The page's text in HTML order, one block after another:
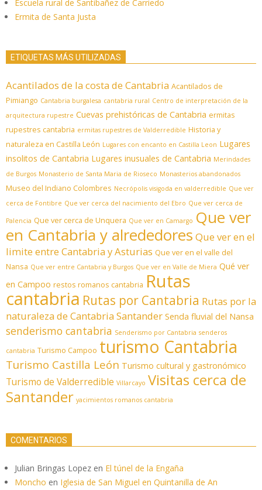
Escuela rural de Santibañez de Carriedo
Ermita de Santa Justa
ETIQUETAS MÁS UTILIZADAS
Acantilados de la costa de Cantabria Acantilados de
Pimiango Cantabria burgalesa cantabria rural Centro de interpretación de la
arquitectura rupestre Cuevas prehistóricas de Cantabria ermitas
rupestres cantabria ermitas rupestres de Valderredible Historia y
naturaleza en Castilla León Lugares con encanto en Castilla Leon Lugares
insolitos de Cantabria Lugares inusuales de Cantabria Merindades
de Burgos Monasterio de Santa Maria de Rioseco Monasterios abandonados
Museo del Indiano Colombres Necrópolis visigoda en valderredible Que ver
cerca de Fontibre Que ver cerca del nacimiento del Ebro Que ver cerca de
Palencia Que ver cerca de Unquera Que ver en Camargo Que ver
en Cantabria y alrededores Que ver en el
limite entre Cantabria y Asturias Que ver en el valle del
Nansa Que ver entre Cantabria y Burgos Que ver en Valle de Miera Qué ver
en Campoo restos romanos cantabria Rutas
cantabria Rutas por Cantabria Rutas por la
naturaleza de CantabriaSantander Senda fluvial del Nansa
senderismo cantabria Senderismo por Cantabria senderos
cantabria Turismo Campoo turismo Cantabria
Turismo Castilla León Turismo cultural y gastronómico
Turismo de Valderredible Villarcayo Visitas cerca de
Santander yacimientos romanos cantabria
COMENTARIOS
Julian Bringas Lopez en El túnel de la Engaña
Moncho en Iglesia de San Miguel en Quintanilla de An